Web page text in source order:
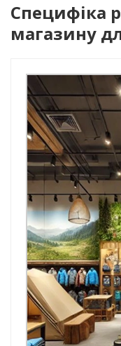
Специфіка
магазину